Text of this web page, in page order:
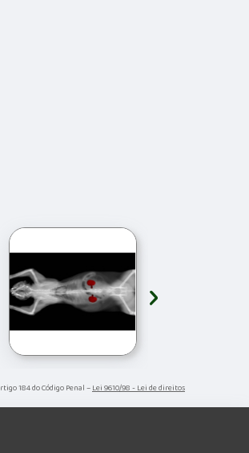
›
184 do Código Penal –Lei 9610/98 - Lei de direitos